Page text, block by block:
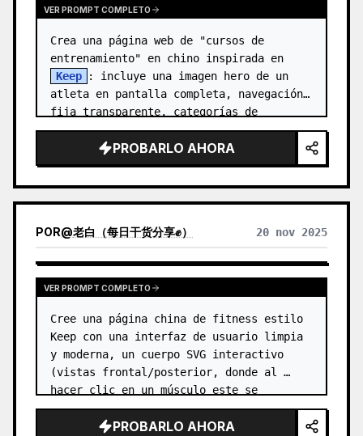
VER PROMPT COMPLETO
Crea una página web de "cursos de
Keep
: incluye una imagen hero de un
atleta en pantalla completa, navegación
fija transparente, categorías de
etiquetas de cápsula en chino y u…
PROBARLO AHORA
POR@老白（每日干货分享✊） 20 nov 2025
VER PROMPT COMPLETO
Cree una página china de fitness estilo
Keep con una interfaz de usuario limpia
y moderna, un cuerpo SVG interactivo
(vistas frontal/posterior, donde al
hacer clic en un músculo este se
resalta), filtros chinos
(género/nivel/equipo) y tarjetas de
PROBARLO AHORA